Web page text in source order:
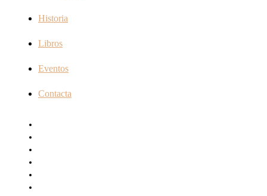
Historia
Libros
Eventos
Contacta